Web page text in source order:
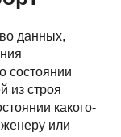
данных,
состоянии
из строя
какого-
или